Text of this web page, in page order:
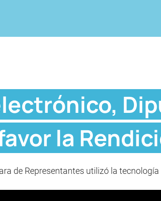
la
de Representantes utilizó la